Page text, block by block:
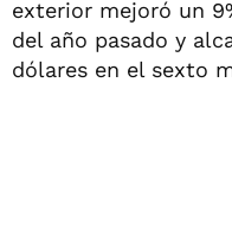
exterior mejoró un
del año pasado y
dólares en el sexto